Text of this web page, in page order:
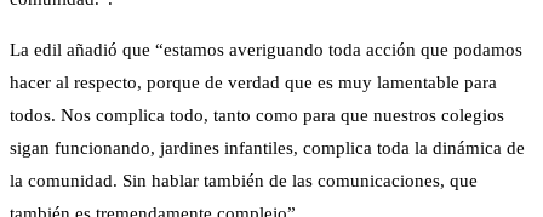
La edil añadió que “estamos averiguando toda acción que podamos
hacer al respecto, porque de verdad que es muy lamentable para
todos. Nos complica todo, tanto como para que nuestros colegios
sigan funcionando, jardines infantiles, complica toda la dinámica de
la comunidad. Sin hablar también de las comunicaciones, que